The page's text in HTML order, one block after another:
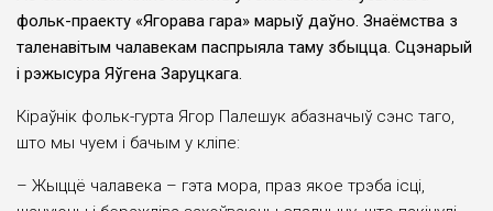
фольк-праекту «Ягорава гара» марыў даўно. Знаёмства з
таленавітым чалавекам паспрыяла таму збыцца. Сцэнарый
і рэжысура Яўгена Заруцкага.
Кіраўнік фольк-гурта Ягор Палешук абазначыў сэнс таго,
што мы чуем і бачым у кліпе:
– Жыццё чалавека – гэта мора, праз якое трэба ісці,